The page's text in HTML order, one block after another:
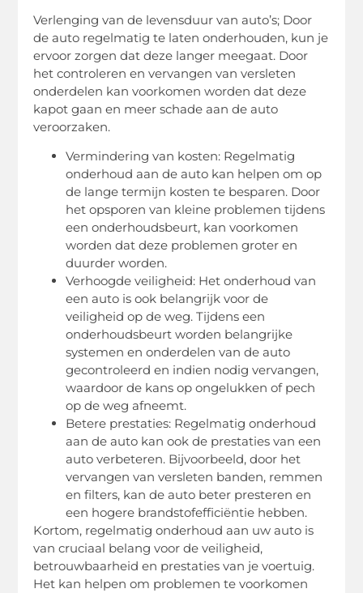
Verlenging van de levensduur van auto’s; Door
de auto regelmatig te laten onderhouden, kun je
ervoor zorgen dat deze langer meegaat. Door
het controleren en vervangen van versleten
onderdelen kan voorkomen worden dat deze
kapot gaan en meer schade aan de auto
veroorzaken.
Vermindering van kosten: Regelmatig
onderhoud aan de auto kan helpen om op
de lange termijn kosten te besparen. Door
het opsporen van kleine problemen tijdens
een onderhoudsbeurt, kan voorkomen
worden dat deze problemen groter en
duurder worden.
Verhoogde veiligheid: Het onderhoud van
een auto is ook belangrijk voor de
veiligheid op de weg. Tijdens een
onderhoudsbeurt worden belangrijke
systemen en onderdelen van de auto
gecontroleerd en indien nodig vervangen,
waardoor de kans op ongelukken of pech
op de weg afneemt.
Betere prestaties: Regelmatig onderhoud
aan de auto kan ook de prestaties van een
auto verbeteren. Bijvoorbeeld, door het
vervangen van versleten banden, remmen
en filters, kan de auto beter presteren en
een hogere brandstofefficiëntie hebben.
Kortom, regelmatig onderhoud aan uw auto is
van cruciaal belang voor de veiligheid,
betrouwbaarheid en prestaties van je voertuig.
Het kan helpen om problemen te voorkomen